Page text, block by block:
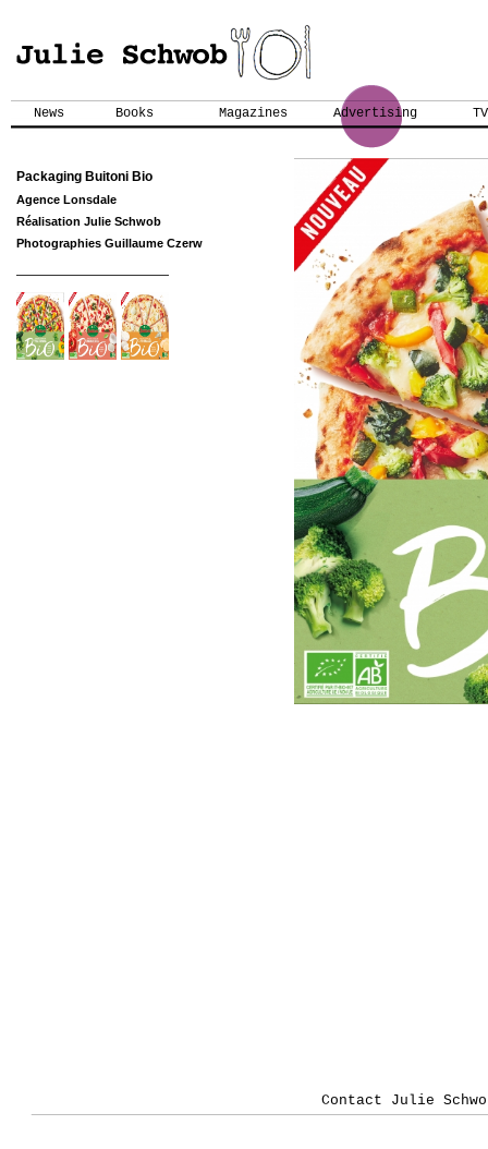
News Books Magazines Advertising TV
Packaging Buitoni Bio
Agence Lonsdale
Réalisation Julie Schwob
Photographies Guillaume Czerw
Contact Julie